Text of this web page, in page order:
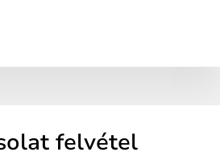
felvétel